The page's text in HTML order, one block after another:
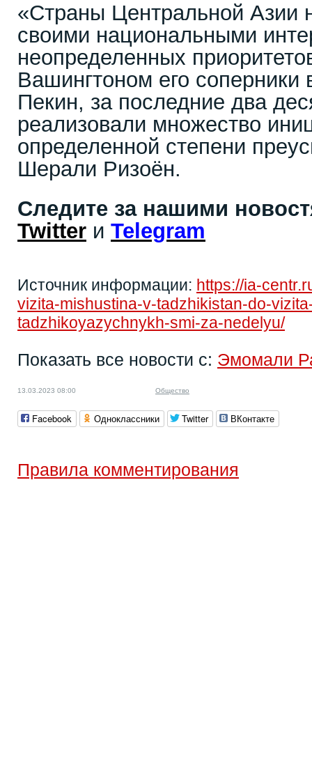
«Страны Центральной Азии
своими национальными
неопределенных
Вашингтоном его соперники
Пекин, за последние два
реализовали множество
определенной степени
Шерали Ризоён.
Следите за нашими
Twitter и Telegram
Источник информации: https://ia-
vizita-mishustina-v-tadzhikistan-do-
tadzhikoyazychnykh-smi-za-nedelyu/
Показать все новости с: Эмомали
13.03.2023 08:00 Общество
Facebook Одноклассники Twitter ВКонтакте
Правила комментирования